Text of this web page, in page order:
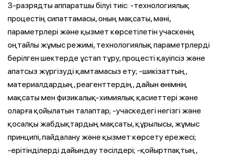
3-разрядты аппаратшы білуі тиіс: -технологиялық
процестің сипаттамасы, оның мақсаты, мәні,
параметрлері және қызмет көрсетілетін учаскенің
оңтайлы жұмыс режимі, технологиялық параметрлерді
берілген шектерде ұстап тұру, процесті қауіпсіз және
апатсыз жүргізуді қамтамасыз ету; -шикізаттың,
материалдардың, реагенттердің, дайын өнімнің
мақсаты мен физикалық-химиялық қасиеттері және
оларға қойылатын талаптар; -учаскедегі негізгі және
қосалқы жабдықтардың мақсаты, құрылысы, жұмыс
принципі, пайдалану және қызмет көрсету ережесі;
-ерітінділерді дайындау тәсілдері; -қойыртпақтың,